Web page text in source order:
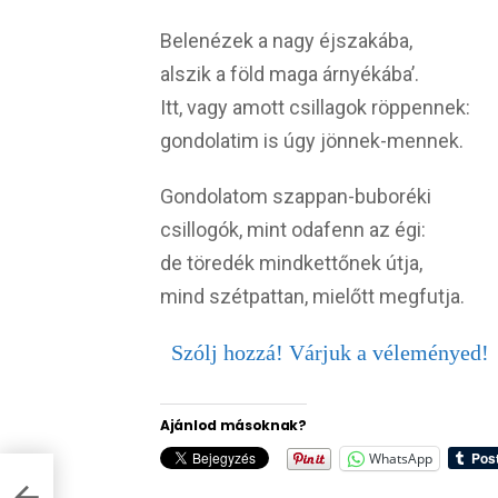
Belenézek a nagy éjszakába,
alszik a föld maga árnyékába’.
Itt, vagy amott csillagok röppennek:
gondolatim is úgy jönnek-mennek.
Gondolatom szappan-buboréki
csillogók, mint odafenn az égi:
de töredék mindkettőnek útja,
mind szétpattan, mielőtt megfutja.
Szólj hozzá! Várjuk a véleményed!
Ajánlod másoknak?
WhatsApp